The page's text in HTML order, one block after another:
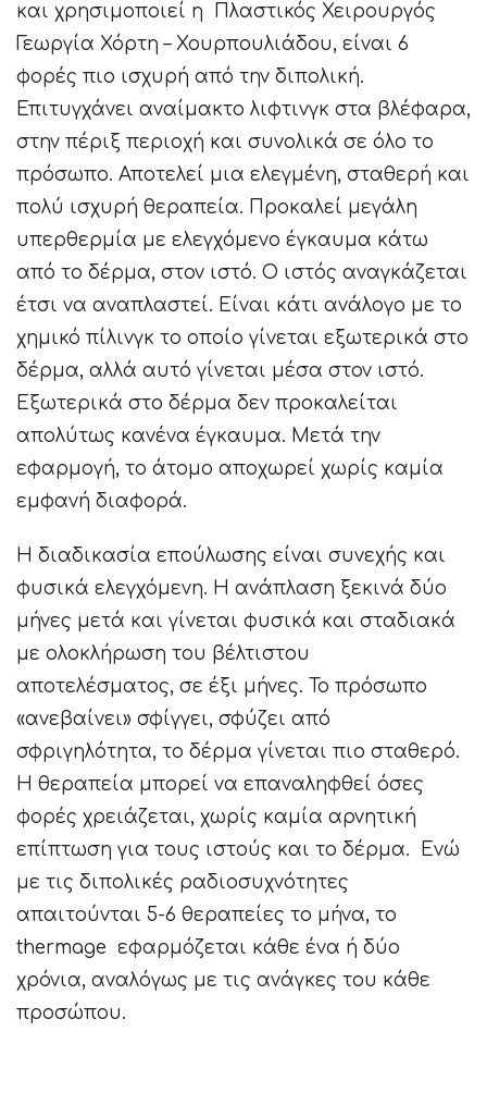
και χρησιμοποιεί η Πλαστικός Χειρουργός
Γεωργία Χόρτη – Χουρπουλιάδου, είναι 6
φορές πιο ισχυρή από την διπολική.
Επιτυγχάνει αναίμακτο λιφτινγκ στα βλέφαρα,
στην πέριξ περιοχή και συνολικά σε όλο το
πρόσωπο. Αποτελεί μια ελεγμένη, σταθερή και
πολύ ισχυρή θεραπεία. Προκαλεί μεγάλη
υπερθερμία με ελεγχόμενο έγκαυμα κάτω
από το δέρμα, στον ιστό. Ο ιστός αναγκάζεται
έτσι να αναπλαστεί. Είναι κάτι ανάλογο με το
χημικό πίλινγκ το οποίο γίνεται εξωτερικά στο
δέρμα, αλλά αυτό γίνεται μέσα στον ιστό.
Εξωτερικά στο δέρμα δεν προκαλείται
απολύτως κανένα έγκαυμα. Μετά την
εφαρμογή, το άτομο αποχωρεί χωρίς καμία
εμφανή διαφορά.
Η διαδικασία επούλωσης είναι συνεχής και
φυσικά ελεγχόμενη. Η ανάπλαση ξεκινά δύο
μήνες μετά και γίνεται φυσικά και σταδιακά
με ολοκλήρωση του βέλτιστου
αποτελέσματος, σε έξι μήνες. Το πρόσωπο
«ανεβαίνει» σφίγγει, σφύζει από
σφριγηλότητα, το δέρμα γίνεται πιο σταθερό.
Η θεραπεία μπορεί να επαναληφθεί όσες
φορές χρειάζεται, χωρίς καμία αρνητική
επίπτωση για τους ιστούς και το δέρμα. Ενώ
με τις διπολικές ραδιοσυχνότητες
απαιτούνται 5-6 θεραπείες το μήνα, το
thermage εφαρμόζεται κάθε ένα ή δύο
χρόνια, αναλόγως με τις ανάγκες του κάθε
προσώπου.